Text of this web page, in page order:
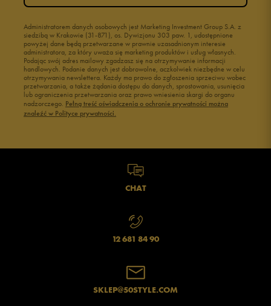
Administratorem danych osobowych jest Marketing Investment Group S.A. z
siedzibą w Krakowie (31-871), os. Dywizjonu 303 paw. 1, udostępnione
powyżej dane będą przetwarzane w prawnie uzasadnionym interesie
administratora, za który uważa się marketing produktów i usług własnych.
Podając swój adres mailowy zgadzasz się na otrzymywanie informacji
handlowych. Podanie danych jest dobrowolne, aczkolwiek niezbędne w celu
otrzymywania newslettera. Każdy ma prawo do zgłoszenia sprzeciwu wobec
przetwarzania, a także żądania dostępu do danych, sprostowania, usunięcia
lub ograniczenia przetwarzania oraz prawo wniesienia skargi do organu
nadzorczego. Pełną treść oświadczenia o ochronie prywatności można
znaleźć w Polityce prywatności.
CHAT
12 681 84 90
SKLEP@50STYLE.COM